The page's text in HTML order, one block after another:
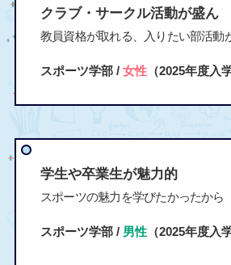
クラブ・サークル活動が盛ん
教員資格が取れる、入りたい部活動
スポーツ学部 / 女性（2025年度入学
学生や卒業生が魅力的
スポーツの魅力を学びたかったから
スポーツ学部 / 男性（2025年度入学